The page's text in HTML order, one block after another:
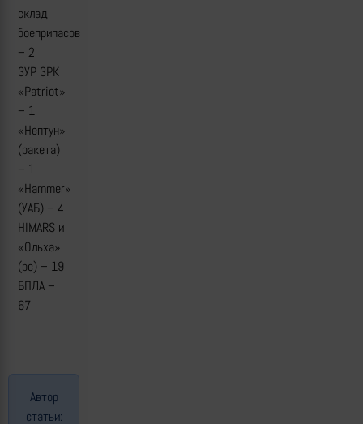
склад
боеприпасов
– 2
ЗУР ЗРК
«Patriot»
– 1
«Нептун»
(ракета)
– 1
«Hammer»
(УАБ) – 4
HIMARS и
«Ольха»
(рс) – 19
БПЛА –
67
Автор
статьи: